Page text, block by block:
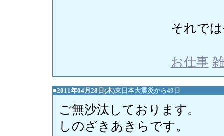
それで
お仕事/
■2011年04月28日(木)東日本大震災から49日
ご無沙汰しております。
しのざきあきらです。